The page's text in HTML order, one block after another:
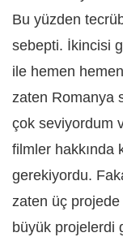
Bu yüzden
sebepti. İkincisi
ile hemen
zaten Romanya
çok seviyordum
filmler hakkında
gerekiyordu.
zaten üç projede
büyük projelerdi